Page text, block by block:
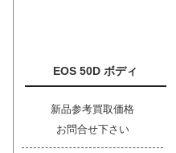
EOS 50D ボディ
新品参考買取価格
お問合せ下さい